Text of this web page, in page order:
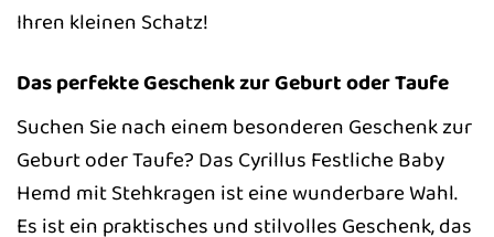
Ihren kleinen Schatz!
Das perfekte Geschenk zur Geburt oder Taufe
Suchen Sie nach einem besonderen Geschenk zur
Geburt oder Taufe? Das Cyrillus Festliche Baby
Hemd mit Stehkragen ist eine wunderbare Wahl.
Es ist ein praktisches und stilvolles Geschenk, das